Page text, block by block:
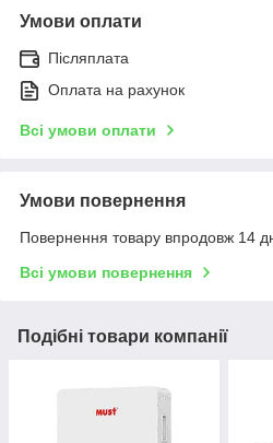
Умови оплати
Післяплата
Оплата на рахунок
Всі умови оплати
Умови повернення
Повернення товару впродовж 14
Всі умови повернення
Подібні товари компанії